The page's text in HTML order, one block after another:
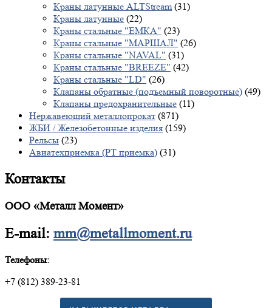
Краны латунные ALTStream (31)
Краны латунные (22)
Краны стальные "ЕМКА" (23)
Краны стальные "МАРШАЛ" (26)
Краны стальные "NAVAL" (31)
Краны стальные "BREEZE" (42)
Краны стальные "LD" (26)
Клапаны обратные (подъемный поворотные) (49)
Клапаны предохранительные (11)
Нержавеющий металлопрокат (871)
ЖБИ / Железобетонные изделия (159)
Рельсы (23)
Авиатехприемка (РТ приемка) (31)
Контакты
ООО «Металл Момент»
E-mail: mm@metallmoment.ru
Телефоны:
+7 (812) 389-23-81